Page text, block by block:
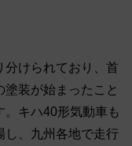
分けられており、首
装が始まったこと
。キハ40形気動車も
し、九州各地で走行